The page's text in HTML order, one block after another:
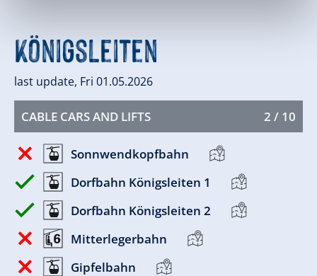
Königsleiten
last update, Fri 01.05.2026
CABLE CARS AND LIFTS 2 / 10
Sonnwendkopfbahn
Dorfbahn Königsleiten 1
Dorfbahn Königsleiten 2
Mitterlegerbahn
Gipfelbahn